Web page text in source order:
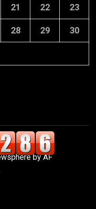
21 22 23
28 29 30
by AF